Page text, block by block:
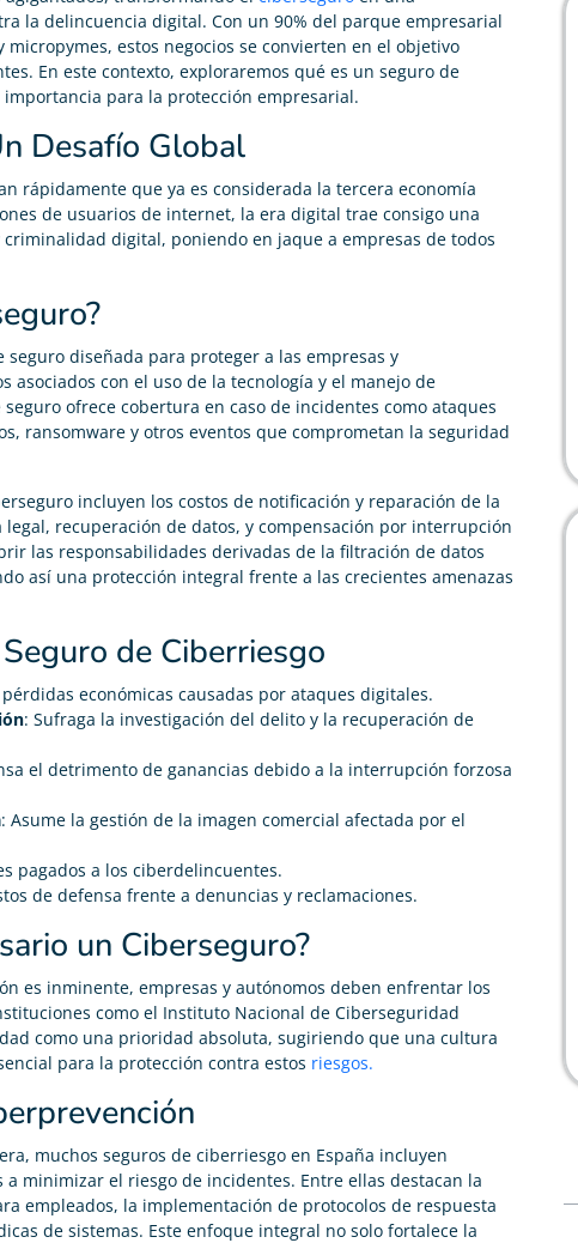
la delincuencia digital. Con un 90% del parque empresarial
estos negocios se convierten en el objetivo
En este contexto, exploraremos qué es un seguro de
para la protección empresarial.
Desafío Global
rápidamente que ya es considerada la tercera economía
de usuarios de internet, la era digital trae consigo una
digital, poniendo en jaque a empresas de todos
seguro diseñada para proteger a las empresas y
asociados con el uso de la tecnología y el manejo de
ofrece cobertura en caso de incidentes como ataques
ransomware y otros eventos que comprometan la seguridad
incluyen los costos de notificación y reparación de la
recuperación de datos, y compensación por interrupción
las responsabilidades derivadas de la filtración de datos
así una protección integral frente a las crecientes amenazas
de Ciberriesgo
económicas causadas por ataques digitales.
: Sufraga la investigación del delito y la recuperación de
el detrimento de ganancias debido a la interrupción forzosa
: Asume la gestión de la imagen comercial afectada por el
pagados a los ciberdelincuentes.
de defensa frente a denuncias y reclamaciones.
un Ciberseguro?
es inminente, empresas y autónomos deben enfrentar los
como el Instituto Nacional de Ciberseguridad
como una prioridad absoluta, sugiriendo que una cultura
para la protección contra estos riesgos.
muchos seguros de ciberriesgo en España incluyen
minimizar el riesgo de incidentes. Entre ellas destacan la
empleados, la implementación de protocolos de respuesta
de sistemas. Este enfoque integral no solo fortalece la